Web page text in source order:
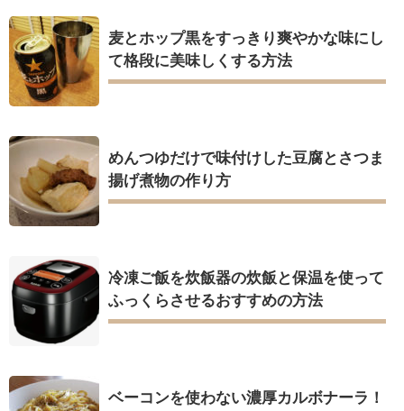
麦とホップ黒をすっきり爽やかな味にし
て格段に美味しくする方法
めんつゆだけで味付けした豆腐とさつま
揚げ煮物の作り方
冷凍ご飯を炊飯器の炊飯と保温を使って
ふっくらさせるおすすめの方法
ベーコンを使わない濃厚カルボナーラ！